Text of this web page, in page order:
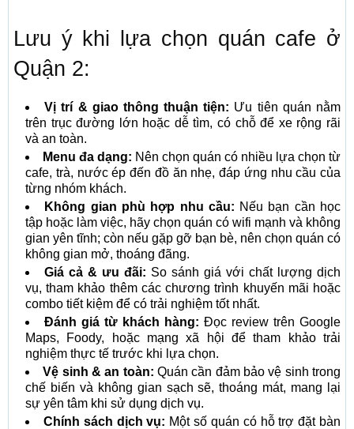
Lưu ý khi lựa chọn quán cafe ở
Quận 2:
Vị trí & giao thông thuận tiện: Ưu tiên quán nằm
trên trục đường lớn hoặc dễ tìm, có chỗ để xe rộng rãi
và an toàn.
Menu đa dạng: Nên chọn quán có nhiều lựa chọn từ
cafe, trà, nước ép đến đồ ăn nhẹ, đáp ứng nhu cầu của
từng nhóm khách.
Không gian phù hợp nhu cầu: Nếu bạn cần học
tập hoặc làm việc, hãy chọn quán có wifi mạnh và không
gian yên tĩnh; còn nếu gặp gỡ bạn bè, nên chọn quán có
không gian mở, thoáng đãng.
Giá cả & ưu đãi: So sánh giá với chất lượng dịch
vụ, tham khảo thêm các chương trình khuyến mãi hoặc
combo tiết kiệm để có trải nghiệm tốt nhất.
Đánh giá từ khách hàng: Đọc review trên Google
Maps, Foody, hoặc mạng xã hội để tham khảo trải
nghiệm thực tế trước khi lựa chọn.
Vệ sinh & an toàn: Quán cần đảm bảo vệ sinh trong
chế biến và không gian sạch sẽ, thoáng mát, mang lại
sự yên tâm khi sử dụng dịch vụ.
Chính sách dịch vụ: Một số quán có hỗ trợ đặt bàn